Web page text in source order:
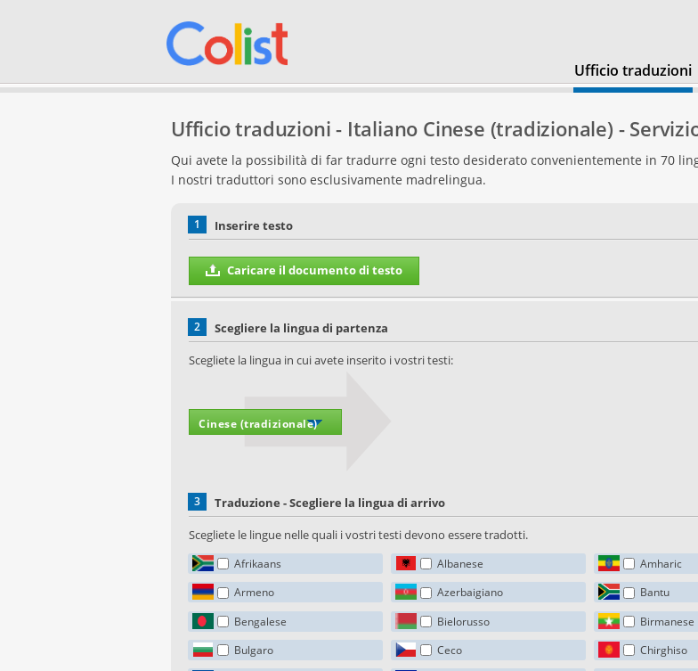
Ufficio traduzioni
Ufficio traduzioni - Italiano Cinese (tradizionale) -
Qui avete la possibilità di far tradurre ogni testo desiderato convenientemente in 70
I nostri traduttori sono esclusivamente madrelingua.
1 Inserire testo
Caricare il documento di testo
2
Scegliere la lingua di partenza
Scegliete la lingua in cui avete inserito i vostri testi:
3
Traduzione - Scegliere la lingua di arrivo
Scegliete le lingue nelle quali i vostri testi devono essere tradotti.
Afrikaans Albanese Amharic
Armeno
Azerbaigiano Bantu
Bengalese
Bielorusso Birmanese
Bulgaro
Ceco Chirghiso